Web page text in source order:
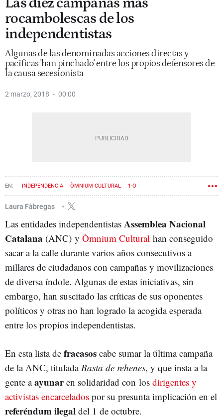
rocambolescas de los
independentistas
Algunas de las denominadas acciones directas y
pacíficas 'han pinchado' entre los propios defensores de
la causa secesionista
2 marzo, 2018 00:00
INDEPENDENCIA ÒMNIUM CULTURAL 1-O
Laura Fàbregas
Las entidades independentistas Assemblea Nacional
Catalana (ANC) y Òmnium Cultural han conseguido
sacar a la calle durante varios años consecutivos a
millares de ciudadanos con campañas y movilizaciones
de diversa índole. Algunas de estas iniciativas, sin
embargo, han suscitado las críticas de sus oponentes
políticos y otras no han logrado la acogida esperada
entre los propios independentistas.
En esta lista de fracasos cabe sumar la última campaña
de la ANC, tituladaBasta de rehenes, y que insta a la
gente aayunaren solidaridad con los dirigentes y
activistas encarcelados por su presunta implicación en el
referéndum ilegal del 1 de octubre.